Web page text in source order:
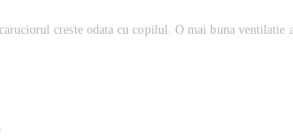
creste odata cu copilul. O mai buna ventilatie